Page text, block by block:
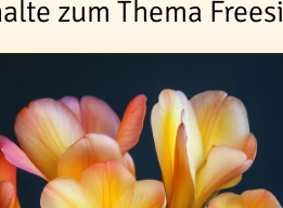
zum Thema